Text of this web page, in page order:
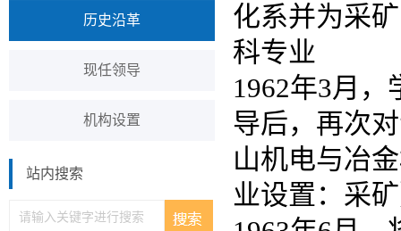
历史沿革
现任领导
机构设置
站内搜索
化系并为采
科专业
1962年3月
导后，再次
山机电与冶
业设置：采